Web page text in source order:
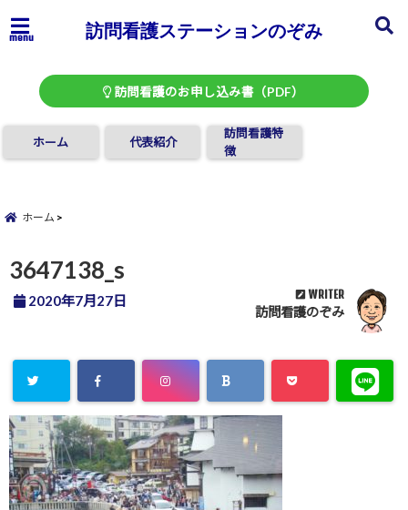
menu 訪問看護ステーションのぞみ
訪問看護のお申し込み書（PDF）
ホーム 代表紹介
訪問看護特
徴
ホーム
3647138_s
2020年7月27日 WRITER
訪問看護のぞみ